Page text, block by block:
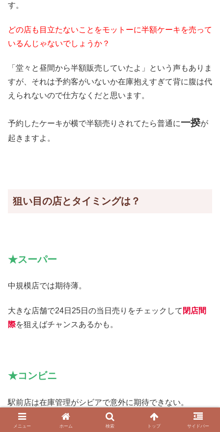
す。
どの店も目立たないことをモットーに半額ケーキを売って
いるんじゃないでしょうか？
「堂々と昼間から半額販売していたよ」という声もありま
すが、それは予約客がいないか在庫抱えすぎて背に腹は代
えられないので仕方なくだと思います。
予約したケーキが横で半額売りされてたら普通に一揆が
起きますよ。
狙い目の店とタイミングは？
★スーパー
中規模店では期待薄。
大きな店舗で24日25日の当日売りをチェックして 閉店間
際を狙えばチャンスあるかも。
★コンビニ
駅前店は在庫管理がシビアで意外に期待できない。
住宅街にある店は25日の夕食時をこえたくらい から。
メニュー ホーム 検索 トップ サイドバー